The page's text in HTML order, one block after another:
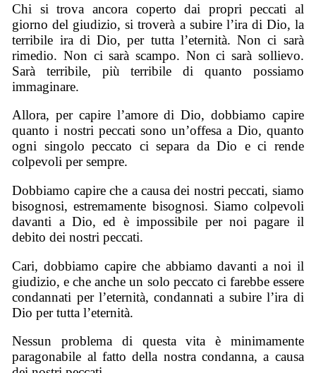
Chi si trova ancora coperto dai propri peccati al
giorno del giudizio, si troverà a subire l’ira di Dio, la
terribile ira di Dio, per tutta l’eternità. Non ci sarà
rimedio. Non ci sarà scampo. Non ci sarà sollievo.
Sarà terribile, più terribile di quanto possiamo
immaginare.
Allora, per capire l’amore di Dio, dobbiamo capire
quanto i nostri peccati sono un’offesa a Dio, quanto
ogni singolo peccato ci separa da Dio e ci rende
colpevoli per sempre.
Dobbiamo capire che a causa dei nostri peccati, siamo
bisognosi, estremamente bisognosi. Siamo colpevoli
davanti a Dio, ed è impossibile per noi pagare il
debito dei nostri peccati.
Cari, dobbiamo capire che abbiamo davanti a noi il
giudizio, e che anche un solo peccato ci farebbe essere
condannati per l’eternità, condannati a subire l’ira di
Dio per tutta l’eternità.
Nessun problema di questa vita è minimamente
paragonabile al fatto della nostra condanna, a causa